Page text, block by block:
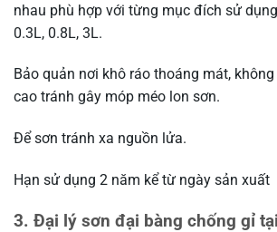
nhau phù hợp với từng mục đích sử
0.3L, 0.8L, 3L.
Bảo quản nơi khô ráo thoáng mát,
cao tránh gây móp méo lon sơn.
Để sơn tránh xa nguồn lửa.
Hạn sử dụng 2 năm kể từ ngày sản xuất
3. Đại lý sơn đại bàng chống gỉ